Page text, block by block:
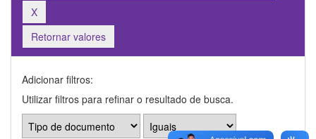
Retornar valores
Adicionar filtros:
Utilizar filtros para refinar o resultado de busca.